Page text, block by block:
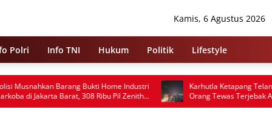
Kamis, 6 Agustus 2026
Polri Info TNI Hukum Politik Lifestyle
Home Industri
Ribu Pil Zenith
Karhutla Ketapang Telan Korban Jiwa, Satu
Orang Tewas Terjebak Api di Jalan Pelang–
Kepuluk